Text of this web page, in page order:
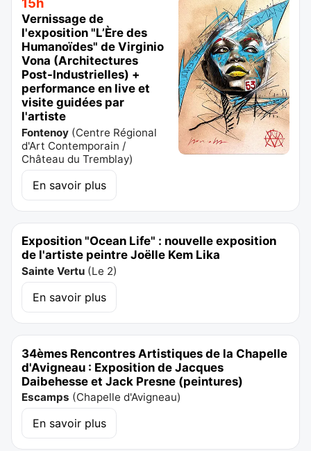
Vernissage de
l'exposition "L’Ère des
Humanoïdes" de Virginio
Vona (Architectures
Post-IndustrieIles) +
performance en live et
visite guidées par
l'artiste
Fontenoy (Centre Régional
d'Art Contemporain /
Château du Tremblay)
En savoir plus
Exposition "Ocean Life" : nouvelle exposition
de l'artiste peintre Joëlle Kem Lika
Sainte Vertu (Le 2)
En savoir plus
34èmes Rencontres Artistiques de la Chapelle
d'Avigneau : Exposition de Jacques
Daibehesse et Jack Presne (peintures)
Escamps (Chapelle d'Avigneau)
En savoir plus